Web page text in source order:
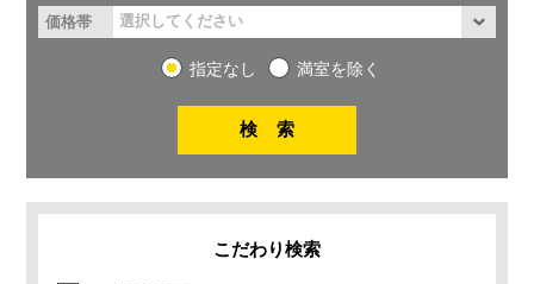
価格帯
指定なし 満室を除く
こだわり検索